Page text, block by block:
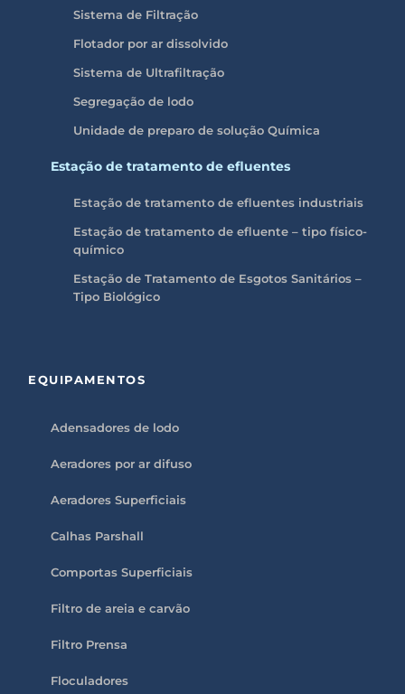
Sistema de Filtração
Flotador por ar dissolvido
Sistema de Ultrafiltração
Segregação de lodo
Unidade de preparo de solução Química
Estação de tratamento de efluentes
Estação de tratamento de efluentes industriais
Estação de tratamento de efluente – tipo físico-
químico
Estação de Tratamento de Esgotos Sanitários –
Tipo Biológico
EQUIPAMENTOS
Adensadores de lodo
Aeradores por ar difuso
Aeradores Superficiais
Calhas Parshall
Comportas Superficiais
Filtro de areia e carvão
Filtro Prensa
Floculadores